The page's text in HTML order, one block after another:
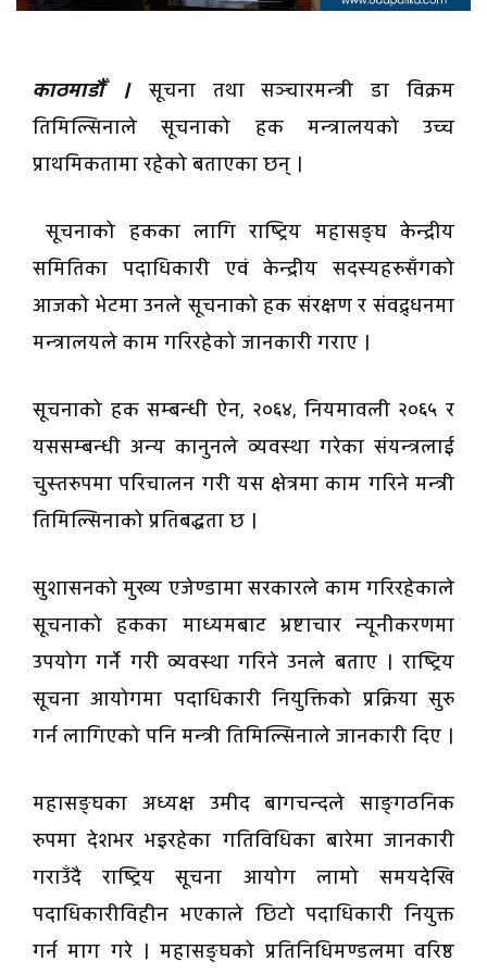
काठमाडौँ । सूचना तथा सञ्चारमन्त्री डा विक्रम
तिमिल्सिनाले सूचनाको हक मन्त्रालयको उच्च
प्राथमिकतामा रहेको बताएका छन् ।
सूचनाको हकका लागि राष्ट्रिय महासङ्घ केन्द्रीय
समितिका पदाधिकारी एवं केन्द्रीय सदस्यहरुसँगको
आजको भेटमा उनले सूचनाको हक संरक्षण र संवद्र्धनमा
मन्त्रालयले काम गरिरहेको जानकारी गराए ।
सूचनाको हक सम्बन्धी ऐन, २०६४, नियमावली २०६५ र
यससम्बन्धी अन्य कानुनले व्यवस्था गरेका संयन्त्रलाई
चुस्तरुपमा परिचालन गरी यस क्षेत्रमा काम गरिने मन्त्री
तिमिल्सिनाको प्रतिबद्धता छ ।
सुशासनको मुख्य एजेण्डामा सरकारले काम गरिरहेकाले
सूचनाको हकका माध्यमबाट भ्रष्टाचार न्यूनीकरणमा
उपयोग गर्ने गरी व्यवस्था गरिने उनले बताए । राष्ट्रिय
सूचना आयोगमा पदाधिकारी नियुक्तिको प्रक्रिया सुरु
गर्न लागिएको पनि मन्त्री तिमिल्सिनाले जानकारी दिए ।
महासङ्घका अध्यक्ष उमीद बागचन्दले साङ्गठनिक
रुपमा देशभर भइरहेका गतिविधिका बारेमा जानकारी
गराउँदै राष्ट्रिय सूचना आयोग लामो समयदेखि
पदाधिकारीविहीन भएकाले छिटो पदाधिकारी नियुक्त
गर्न माग गरे । महासङ्घको प्रतिनिधिमण्डलमा वरिष्ठ